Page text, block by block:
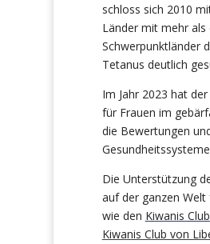
schloss sich 2010
Länder mit mehr
Schwerpunktländer
Tetanus deutlich
Im Jahr 2023 hat
für Frauen im
die Bewertungen
Die Unterstützung
auf der ganzen Welt
wie den Kiwanis
Kiwanis Club von